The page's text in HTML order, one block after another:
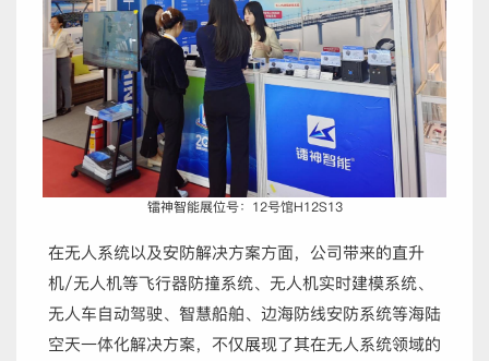
镭神智能展位号：12号馆H12S13
在无人系统以及安防解决方案方面，公司带来的直升
机/无人机等飞行器防撞系统、无人机实时建模系统、
无人车自动驾驶、智慧船舶、边海防线安防系统等海陆
空天一体化解决方案，不仅展现了其在无人系统领域的